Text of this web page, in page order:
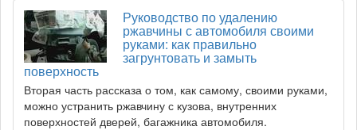
Руководство по удалению
ржавчины с автомобиля своими
руками: как правильно
загрунтовать и замыть
поверхность
Вторая часть рассказа о том, как самому, своими руками,
можно устранить ржавчину с кузова, внутренних
поверхностей дверей, багажника автомобиля.